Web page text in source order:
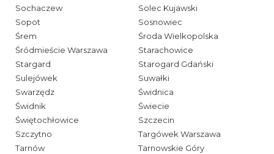
Sochaczew
Solec Kujawski
Sopot
Sosnowiec
Śrem
Środa Wielkopolska
Śródmieście Warszawa
Starachowice
Stargard
Starogard Gdański
Sulejówek
Suwałki
Swarzędz
Świdnica
Świdnik
Świecie
Świętochłowice
Szczecin
Szczytno
Targówek Warszawa
Tarnów
Tarnowskie Góry